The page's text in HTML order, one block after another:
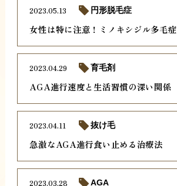
女性は特に注意！ミノキシジル多毛症
2023.05.13 円形脱毛症
AGA進行速度と生活習慣の深い関係
2023.04.29 育毛剤
急激なAGA進行食い止める治療法
2023.04.11 抜け毛
2023.03.28 AGA